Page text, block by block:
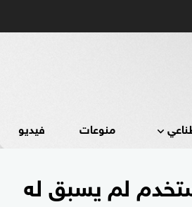
منوعات فيديو
لم يسبق له